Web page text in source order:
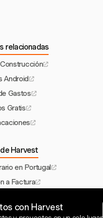
relacionadas
Android
Gastos
Gratis
Harvest
en Portugal
a Factura
de Software
con Harvest